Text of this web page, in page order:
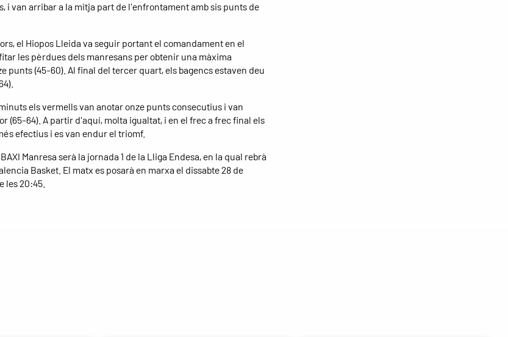
i van arribar a la mitja part de l'enfrontament amb sis punts de
el Hiopos Lleida va seguir portant el comandament en el
les pèrdues dels manresans per obtenir una màxima
punts (45-60). Al final del tercer quart, els bagencs estaven deu
els vermells van anotar onze punts consecutius i van
(65-64). A partir d'aquí, molta igualtat, i en el frec a frec final els
efectius i es van endur el triomf.
Manresa serà la jornada 1 de la Lliga Endesa, en la qual rebrà
Basket. El matx es posarà en marxa el dissabte 28 de
les 20:45.